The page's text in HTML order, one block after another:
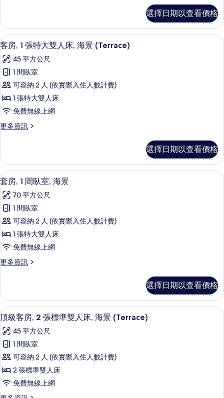
大
雙
人
床,
海
景
的
所
有
客
房,
1
特
大
雙
人
床,
海
景
的
選擇日期以查看價格
顯
示
客
房,
1
張
特
大
人
床,
海
景
(Terrace)
的
所
有
相
客房, 1 張特大雙人床, 海景 (Terrace)
8
客房, 1 張特大雙人床, 海景 (Terrace)
45 平方公尺
1 間臥室
可容納 2 人 (依實際入住人數計費)
1 張特大雙人床
免費無線上網
更多資訊
更
1
張
特
雙
人
床,
海
景
(Terrace)
的
詳
選擇日期以查看價格
顯
示
套
房,
1
間
臥
室,
景
的
所
有
相
片
套房, 1 間臥室, 海景 | 羽絨被、迷你吧
7
套房, 1 間臥室, 海景
70 平方公尺
1 間臥室
可容納 2 人 (依實際入住人數計費)
1 張特大雙人床
免費無線上網
更多資訊
更
1
間
臥
室,
海
景
的
詳
情
選擇日期以查看價格
顯
示
頂
級
客
房,
頂級客房, 2 張標準雙人床, 海景
6
頂級客房, 2 張標準雙人床, 海景 (Terrace)
45 平方公尺
1 間臥室
可容納 2 人 (依實際入住人數計費)
2 張標準雙人床
免費無線上網